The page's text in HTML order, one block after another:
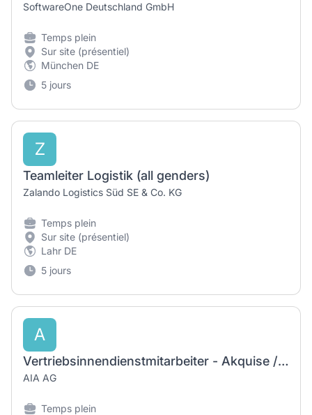
SoftwareOne Deutschland GmbH
Temps plein
Sur site (présentiel)
München DE
5 jours
Z
Teamleiter Logistik (all genders)
Zalando Logistics Süd SE & Co. KG
Temps plein
Sur site (présentiel)
Lahr DE
5 jours
A
Vertriebsinnendienstmitarbeiter - Akquise / Leadgenerierung (m/w/d)
AIA AG
Temps plein